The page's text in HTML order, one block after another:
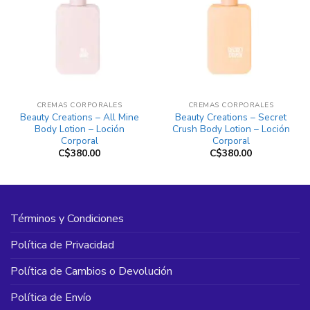
CREMAS CORPORALES
Beauty Creations – All Mine
Body Lotion – Loción
Corporal
C$380.00
CREMAS CORPORALES
Beauty Creations – Secret
Crush Body Lotion – Loción
Corporal
C$380.00
Términos y Condiciones
Política de Privacidad
Política de Cambios o Devolución
Política de Envío